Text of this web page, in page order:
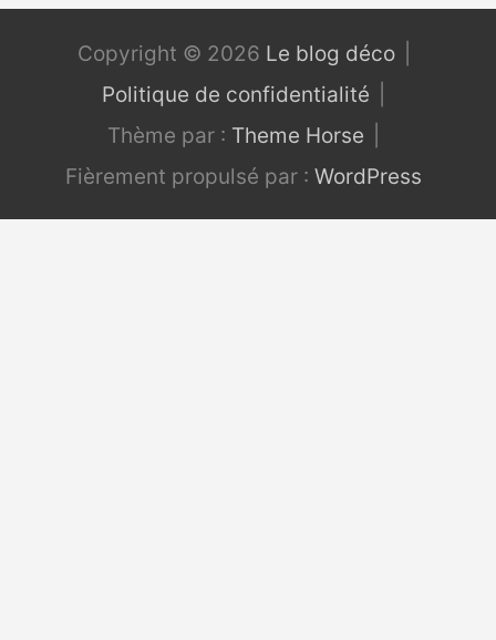
Copyright © 2026 Le blog déco
Politique de confidentialité
Thème par : Theme Horse
Fièrement propulsé par : WordPress